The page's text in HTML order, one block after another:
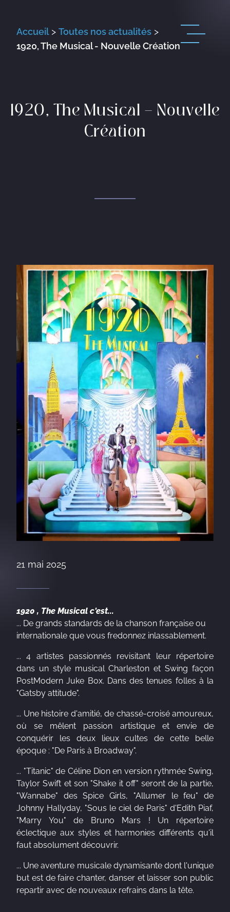
Accueil> Toutes nos actualités >
1920, The Musical - Nouvelle Création
1920, The Musical – Nouvelle
Création
21 mai 2025
1920 , The Musical c'est...
... De grands standards de la chanson française ou
internationale que vous fredonnez inlassablement.
... 4 artistes passionnés revisitant leur répertoire
dans un style musical Charleston et Swing façon
PostModern Juke Box. Dans des tenues folles à la
"Gatsby attitude".
... Une histoire d'amitié, de chassé-croisé amoureux,
où se mêlent passion artistique et envie de
conquérir les deux lieux cultes de cette belle
époque : "De Paris à Broadway".
... "Titanic" de Céline Dion en version rythmée Swing,
Taylor Swift et son "Shake it off" seront de la partie,
"Wannabe" des Spice Girls, "Allumer le feu" de
Johnny Hallyday, "Sous le ciel de Paris" d'Edith Piaf,
"Marry You" de Bruno Mars ! Un répertoire
éclectique aux styles et harmonies différents qu'il
faut absolument découvrir.
... Une aventure musicale dynamisante dont l'unique
but est de faire chanter, danser et laisser son public
repartir avec de nouveaux refrains dans la tête.